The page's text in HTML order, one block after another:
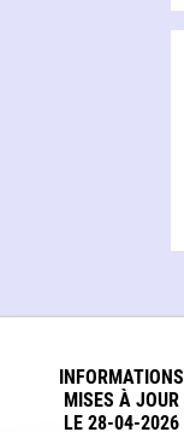
INFORMATIONS
MISES À JOUR
LE 28-04-2026